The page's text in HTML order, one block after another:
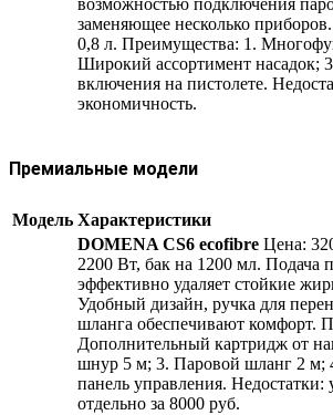
возможностью подключения
заменяющее несколько
0,8 л. Преимущества: 1.
Широкий ассортимент насадок;
включения на пистолете.
экономичность.
Премиальные модели
Модель Характеристики
DOMENA CS6 ecofibre Цена:
2200 Вт, бак на 1200 мл. Подача
эффективно удаляет стойкие
Удобный дизайн, ручка для
шланга обеспечивают комфорт.
Дополнительный картридж от
шнур 5 м; 3. Паровой шланг 2 м;
панель управления. Недостатки:
отдельно за 8000 руб.